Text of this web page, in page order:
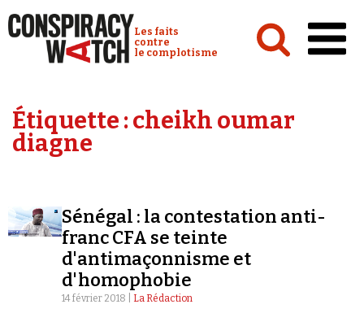
Conspiracy Watch :
Les faits
contre
le complotisme
Analyses
Émissions
Revues de presse
Étiquette :cheikh oumar
diagne
Sénégal : la contestation anti-
franc CFA se teinte
d'antimaçonnisme et
d'homophobie
14 février 2018 | La Rédaction